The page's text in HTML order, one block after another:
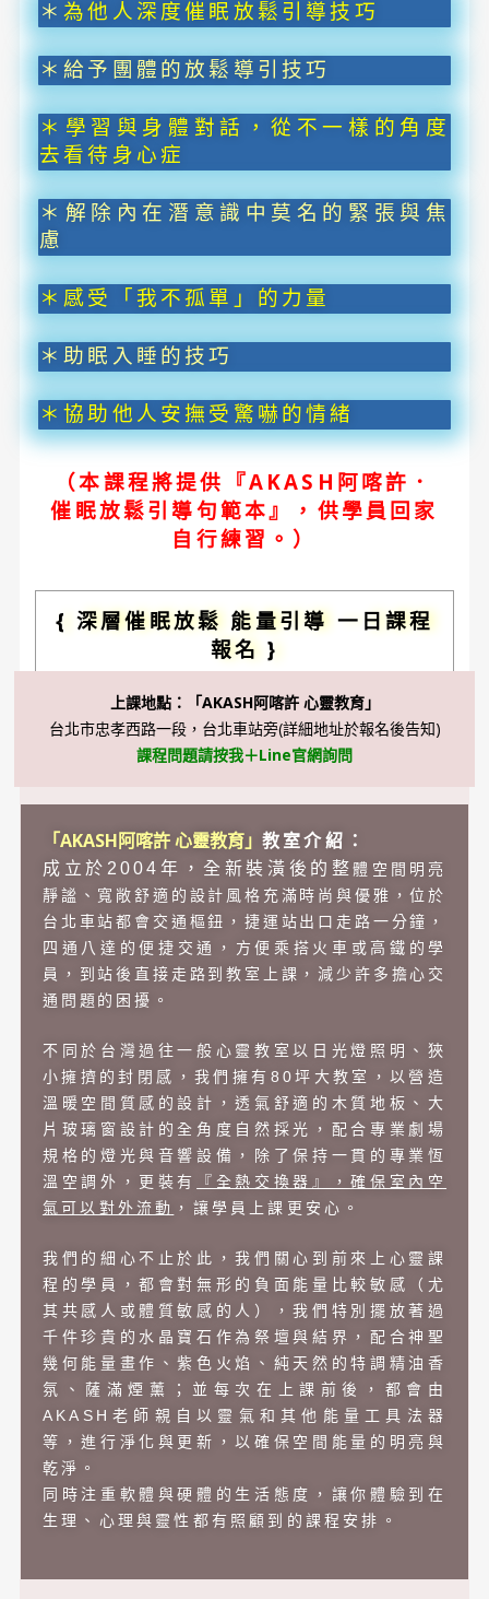
＊為他人深度催眠放鬆引導技巧
＊給予團體的放鬆導引技巧
＊ 學習與身體對話，從不一樣的角度
去看待身心症
＊ 解除內在潛意識中莫名的緊張與焦
慮
＊ 感受「我不孤單」的力量
＊助眠入睡的技巧
＊協助他人安撫受驚嚇的情緒
（本課程將提供『AKASH 阿喀許．
催眠放鬆引導句範本』，供學員回家
自行練習。）
{深層催眠放鬆 能量引導 一日課程
報名 }
上課地點：「AKASH阿喀許 心靈教育」
台北市忠孝西路一段，台北車站旁(詳細地址於報名後告知)
課程問題請按我＋Line官網詢問
「AKASH阿喀許 心靈教育」 教室介紹：
成立於2004年，全新裝潢後的整體空間明亮
靜謐、寬敞舒適的設計風格充滿時尚與優雅，位於
台北車站都會交通樞鈕，捷運站出口走路一分鐘，
四通八達的便捷交通，方便乘搭火車或高鐵的學
員，到站後直接走路到教室上課，減少許多擔心交
通問題的困擾。
不同於台灣過往一般心靈教室以日光燈照明、狹
小擁擠的封閉感，我們擁有80坪大教室，以營造
溫暖空間質感的設計，透氣舒適的木質地板、大
片玻璃窗設計的全角度自然採光，配合專業劇場
規格的燈光與音響設備，除了保持一貫的專業恆
溫空調外，更裝有
『全熱交換器』，確保室內空
氣可以對外流動 ，讓學員上課更安心。
我們的細心不止於此，我們關心到前來上心靈課
程的學員，都會對無形的負面能量比較敏感（尤
其共感人或體質敏感的人），我們特別擺放著過
千件珍貴的水晶寶石作為祭壇與結界，配合神聖
幾何能量畫作、紫色火焰、純天然的特調精油香
氛、薩滿煙薰；並每次在上課前後，都會由
AKASH老師親自以靈氣和其他能量工具法器
等，進行淨化與更新，以確保空間能量的明亮與
乾淨。
同時注重軟體與硬體的生活態度，讓你體驗到在
生理、心理與靈性都有照顧到的課程安排。